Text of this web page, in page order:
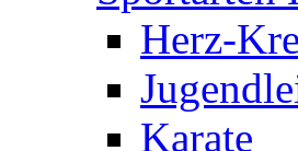
Herz-
Karate